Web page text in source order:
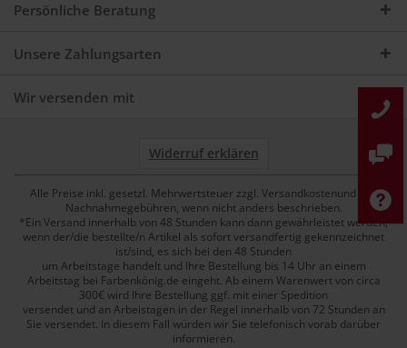
Persönliche Beratung
Unsere Zahlungsarten
Wir versenden mit
Widerruf erklären
Alle Preise inkl. gesetzl. Mehrwertsteuer zzgl. Versandkostenund ggf.
Nachnahmegebühren, wenn nicht anders beschrieben.
*Ein Versand innerhalb von 48 Stunden kann dann gewährleistet werden,
wenn der/die bestellte/n Artikel als sofort versandfertig gekennzeichnet
ist/sind, es sich bei den 48 Stunden
um Arbeitstage handelt und Ihre Bestellung bis 14 Uhr an einem
Arbeitstag bei Farbenkönig.de eingeht. Ab einem Warenwert von circa
300€ wird Ihre Bestellung ggf. mit einer Spedition
versendet und an Arbeistagen in der Regel innerhalb von 72 Stunden an
Sie versendet. In diesem Fall würden wir Sie telefonisch vorab darüber
informieren.